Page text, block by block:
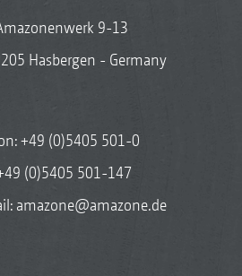
9-13
Hasbergen - Germany
+49 (0)5405 501-0
(0)5405 501-147
amazone@amazone.de